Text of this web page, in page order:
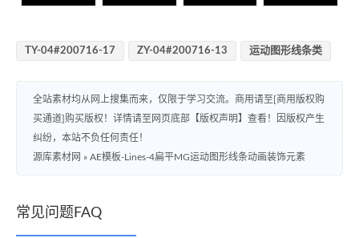
TY-04#200716-17 ZY-04#200716-13 运动图形线条类
全站素材均从网上搜集而来，仅限于学习交流。商用请至[商用版权购
买通道]购买版权！详情请至网页底部【版权声明】查看！因版权产生
纠纷，本站不负任何责任！
源库素材网 » AE模板-Lines-4扁平MG运动图形线条动画装饰元素
常见问题FAQ